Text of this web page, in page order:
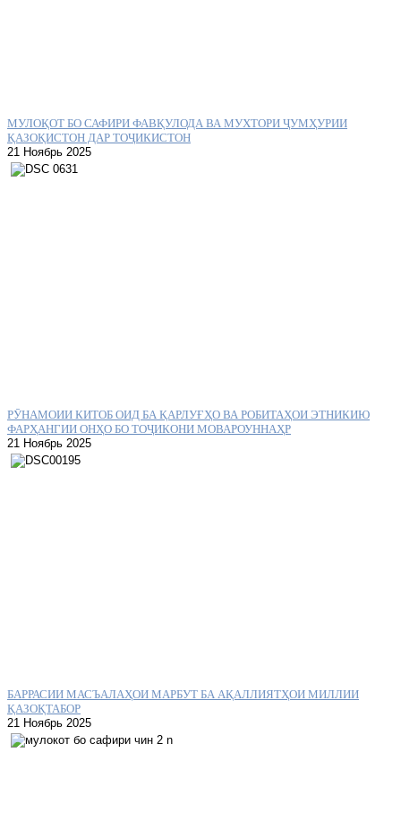
МУЛОҚОТ БО САФИРИ ФАВҚУЛОДА ВА МУХТОРИ ҶУМҲУРИИ
ҚАЗОҚИСТОН ДАР ТОҶИКИСТОН
21 Ноябрь 2025
РӮНАМОИИ КИТОБ ОИД БА ҚАРЛУҒҲО ВА РОБИТАҲОИ ЭТНИКИЮ
ФАРҲАНГИИ ОНҲО БО ТОҶИКОНИ МОВАРОУННАҲР
21 Ноябрь 2025
БАРРАСИИ МАСЪАЛАҲОИ МАРБУТ БА АҚАЛЛИЯТҲОИ МИЛЛИИ
ҚАЗОҚТАБОР
21 Ноябрь 2025